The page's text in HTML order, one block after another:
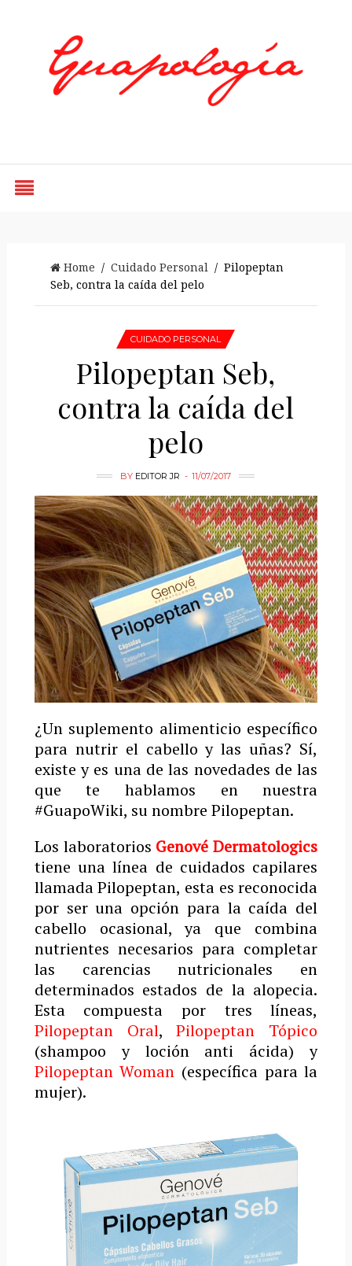
Home / Cuidado Personal
/ Pilopeptan
Seb, contra la caída del pelo
CUIDADO PERSONAL
Pilopeptan Seb,
contra la caída del
pelo
BY EDITOR JR 11/07/2017
¿Un suplemento alimenticio específico
para nutrir el cabello y las uñas? Sí,
existe y es una de las novedades de las
que te hablamos en nuestra
#GuapoWiki, su nombre Pilopeptan.
Los laboratorios Genové Dermatologics
tiene una línea de cuidados capilares
llamada Pilopeptan, esta es reconocida
por ser una opción para la caída del
cabello ocasional, ya que combina
nutrientes necesarios para completar
las carencias nutricionales en
determinados estados de la alopecia.
Esta compuesta por tres líneas,
Pilopeptan Oral,Pilopeptan Tópico
(shampoo y loción anti ácida) y
Pilopeptan Woman (específica para la
mujer).